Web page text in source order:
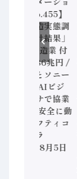
ン新聞 No.455】
「経済構造実態調
査二次集計結果」
2024年製造業 付
加価値額86兆円 /
三菱電機とソニー
セミコン AIビジ
ョンセンサで協業
/ IDEC、安全に動
かすセーフティコ
ントローラ
（2026年8月5日